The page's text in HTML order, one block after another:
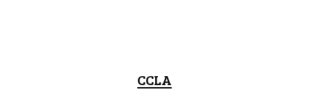
CCLA